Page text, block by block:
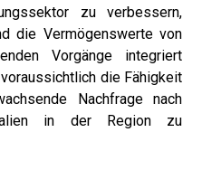
zu verbessern,
die Vermögenswerte von
Vorgänge integriert
die Fähigkeit
Nachfrage nach
in der Region zu